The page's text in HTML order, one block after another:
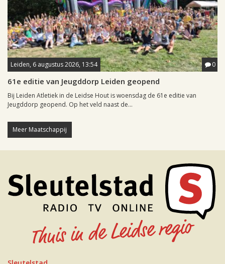
Leiden, 6 augustus 2026, 13:54 0
61e editie van Jeugddorp Leiden geopend
Bij Leiden Atletiek in de Leidse Hout is woensdag de 61e editie van
Jeugddorp geopend. Op het veld naast de...
Meer Maatschappij